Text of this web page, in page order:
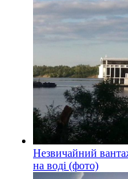
Незвичайний
на воді (фото)